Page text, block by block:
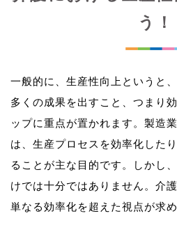
う！
一般的に、生産性向上というと
多くの成果を出すこと、つまり
ップに重点が置かれます。製造
は、生産プロセスを効率化した
ることが主な目的です。しかし
けでは十分ではありません。介
単なる効率化を超えた視点が求